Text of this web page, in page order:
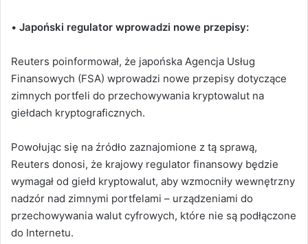
• Japoński regulator wprowadzi nowe przepisy:
Reuters poinformował, że japońska Agencja Usług
Finansowych (FSA) wprowadzi nowe przepisy dotyczące
zimnych portfeli do przechowywania kryptowalut na
giełdach kryptograficznych.
Powołując się na źródło zaznajomione z tą sprawą,
Reuters donosi, że krajowy regulator finansowy będzie
wymagał od giełd kryptowalut, aby wzmocniły wewnętrzny
nadzór nad zimnymi portfelami – urządzeniami do
przechowywania walut cyfrowych, które nie są podłączone
do Internetu.